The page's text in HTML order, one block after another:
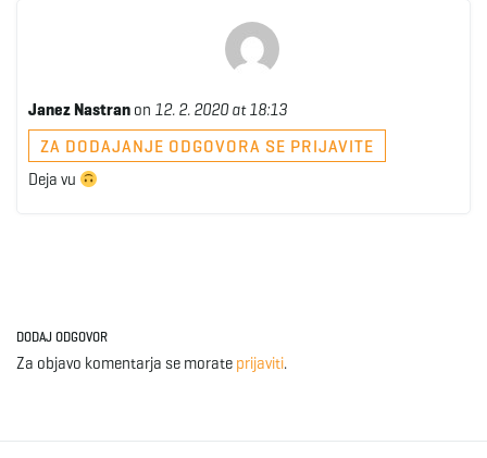
Janez Nastran on 12. 2. 2020 at 18:13
ZA DODAJANJE ODGOVORA SE PRIJAVITE
Deja vu
DODAJ ODGOVOR
Za objavo komentarja se morate prijaviti.